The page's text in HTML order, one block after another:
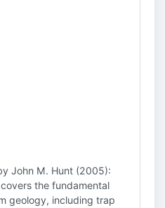
John M. Hunt (2005):
the fundamental
geology, including trap